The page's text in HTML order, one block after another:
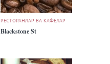
РЕСТОРАНЛАР ВА КАФЕЛАР
Blackstone St